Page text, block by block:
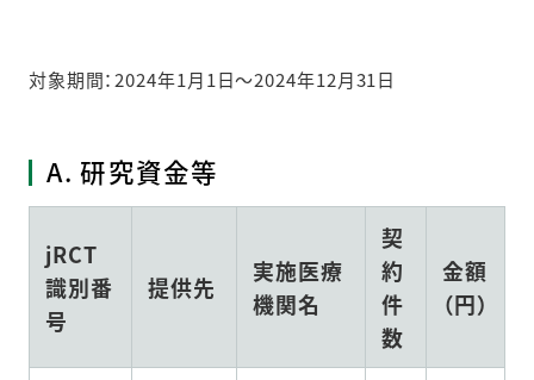
対象期間：2024年1月1日～2024年12月31日
A. 研究資金等
jRCT
識別番
号
提供先
実施医療
機関名
契
約
件
数
金額
（円）